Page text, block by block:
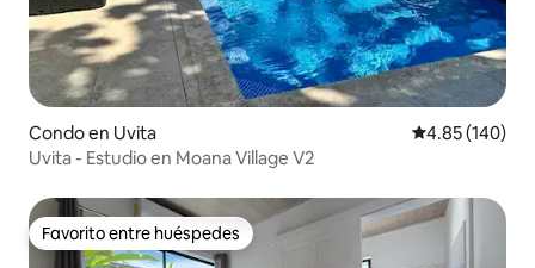
Condo en Uvita Calificación
4.85 (140)
Uvita - Estudio en Moana Village V2
Favorito entre huéspedes
Favorito entre huéspedes